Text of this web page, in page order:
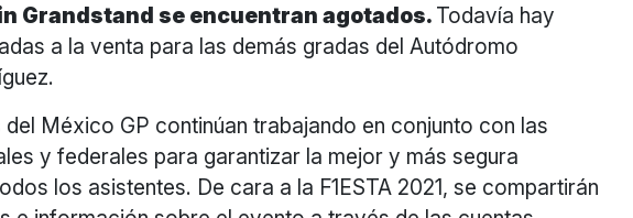
Grandstand se encuentran agotados. Todavía hay
a la venta para las demás gradas del Autódromo
México GP continúan trabajando en conjunto con las
y federales para garantizar la mejor y más segura
los asistentes. De cara a la F1ESTA 2021, se compartirán